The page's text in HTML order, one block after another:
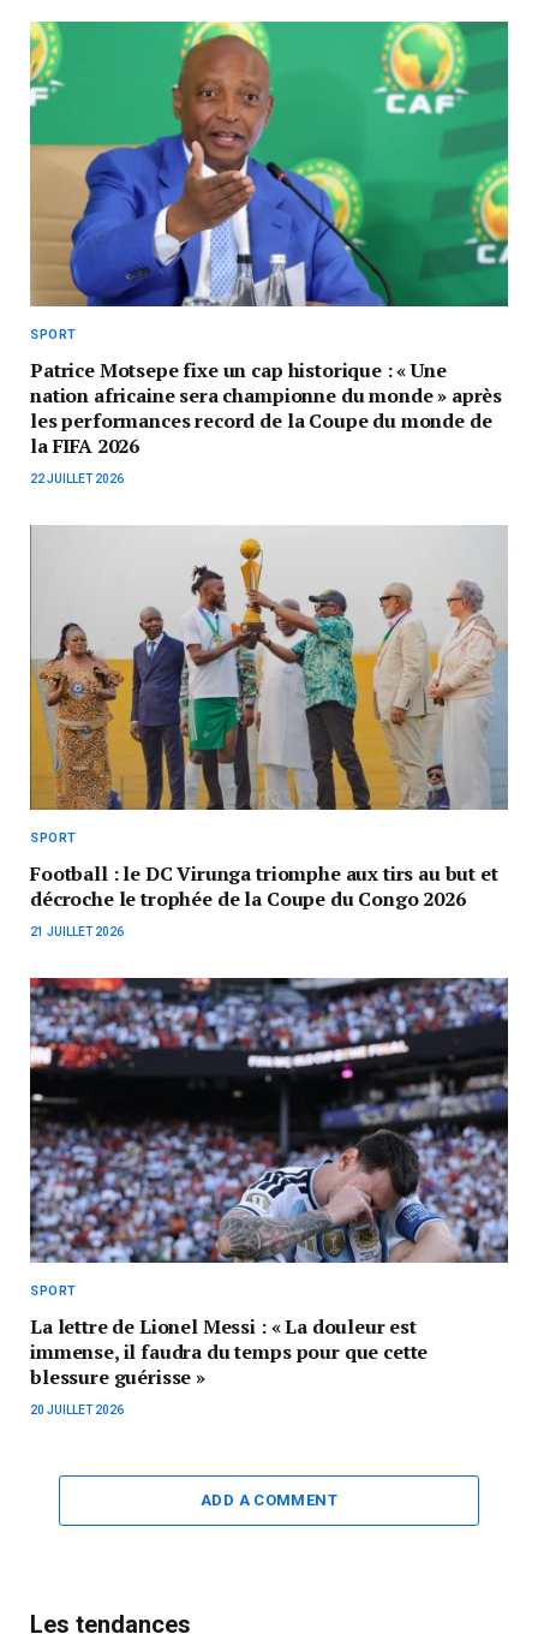
SPORT
Patrice Motsepe fixe un cap historique : « Une
nation africaine sera championne du monde » après
les performances record de la Coupe du monde de
la FIFA 2026
22 JUILLET 2026
SPORT
Football : le DC Virunga triomphe aux tirs au but et
décroche le trophée de la Coupe du Congo 2026
21 JUILLET 2026
SPORT
La lettre de Lionel Messi : « La douleur est
immense, il faudra du temps pour que cette
blessure guérisse »
20 JUILLET 2026
ADD A COMMENT
Les tendances